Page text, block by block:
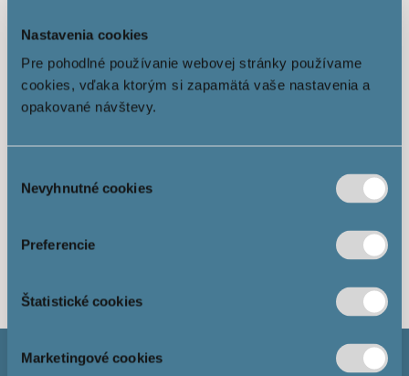
Nastavenia cookies
Pre pohodlné používanie webovej stránky používame
cookies, vďaka ktorým si zapamätá vaše nastavenia a
opakované návštevy.
súhlasu
Nevyhnutné cookies
Preferencie
Štatistické cookies
Marketingové cookies
omrzieť.
Vyhýbajte sa preto farebným obkladom,
dlažbám či podlahám a farby radšej do interiéru
prineste vo forme tapiet, doplnkov či textílií.
jednom tóne s kreslom. Nebojte sa kombinovať
farby a materiály na sedačkách, kreslách či